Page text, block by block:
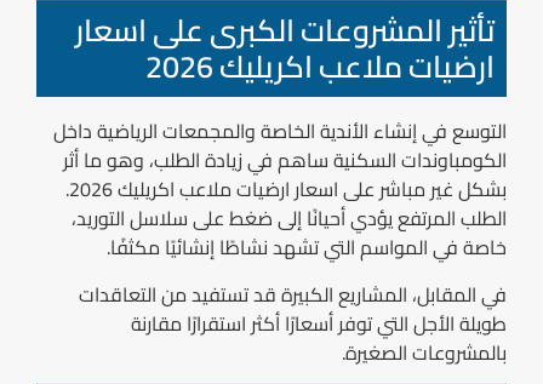
تأثير المشروعات الكبرى على اسعار
ارضيات ملاعب اكريليك 2026
التوسع في إنشاء الأندية الخاصة والمجمعات الرياضية داخل
الكومباوندات السكنية ساهم في زيادة الطلب، وهو ما أثر
بشكل غير مباشر على اسعار ارضيات ملاعب اكريليك 2026.
الطلب المرتفع يؤدي أحيانًا إلى ضغط على سلاسل التوريد،
خاصة في المواسم التي تشهد نشاطًا إنشائيًا مكثفًا.
في المقابل، المشاريع الكبيرة قد تستفيد من التعاقدات
طويلة الأجل التي توفر أسعارًا أكثر استقرارًا مقارنة
بالمشروعات الصغيرة.